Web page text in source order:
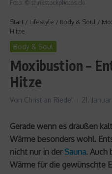
Foto: © thinkstockphotos.de
Start / Lifestyle / Body & Soul /
Hitze
Body & Soul
Moxibustion –
Hitze
Von Christian Riedel 21.
Gerade wenn es draußen
Wärme besonders wohl.
nicht nur in der Sauna. Auch
Wärme für die gewünschte